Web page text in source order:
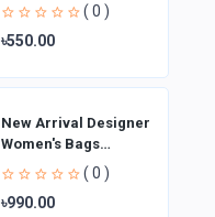
( 0 )
৳550.00
New Arrival Designer
Women′s Bags
Fashion Curved
design Handbags
Shoulder Bag La
( 0 )
৳990.00